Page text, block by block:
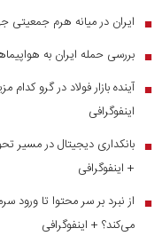
■ ایران در میانه هرم جمعیتی
■ بررسی حمله ایران به
■ آینده بازار فولاد در گرو
اینفوگرافی
■ بانکداری دیجیتال در مسیر
+ اینفوگرافی
■
می‌کند؟ + اینفوگرافی